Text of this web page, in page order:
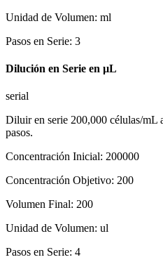
Unidad de Volumen: ml
Pasos en Serie: 3
Dilución en Serie en µL
serial
Diluir en serie 200,000 células/mL
pasos.
Concentración Inicial: 200000
Concentración Objetivo: 200
Volumen Final: 200
Unidad de Volumen: ul
Pasos en Serie: 4